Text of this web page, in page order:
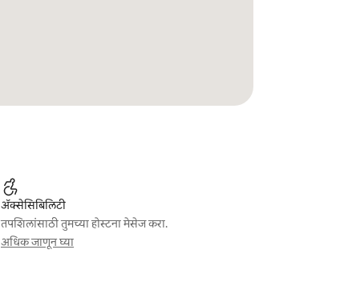
ॲक्सेसिबिलिटी
तपशिलांसाठी तुमच्या होस्टना मेसेज करा.
अधिक जाणून घ्या